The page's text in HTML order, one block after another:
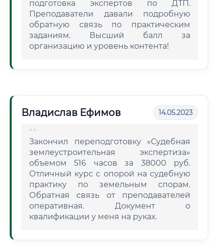
подготовка экспертов по ДТП.
Преподаватели давали подробную
обратную связь по практическим
заданиям. Высший балл за
организацию и уровень контента!
Владислав Ефимов 14.05.2023
Закончил переподготовку «Судебная
землеустроительная экспертиза»
объемом 516 часов за 38000 руб.
Отличный курс с опорой на судебную
практику по земельным спорам.
Обратная связь от преподавателей
оперативная. Документ о
квалификации у меня на руках.